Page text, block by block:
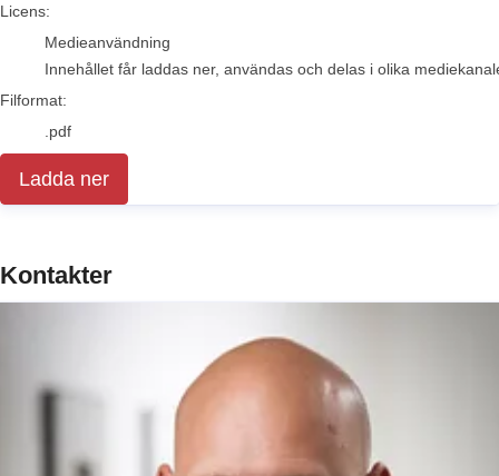
go to media item
Licens:
Medieanvändning
Innehållet får laddas ner, användas och delas i olika
Filformat:
.pdf
Ladda ner
Kontakter